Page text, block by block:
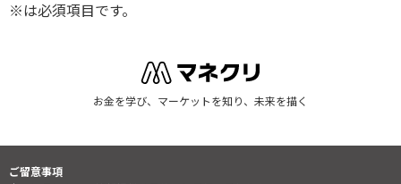
※は必須項目です。
お金を学び、マーケットを知り、未来を描く
ご留意事項